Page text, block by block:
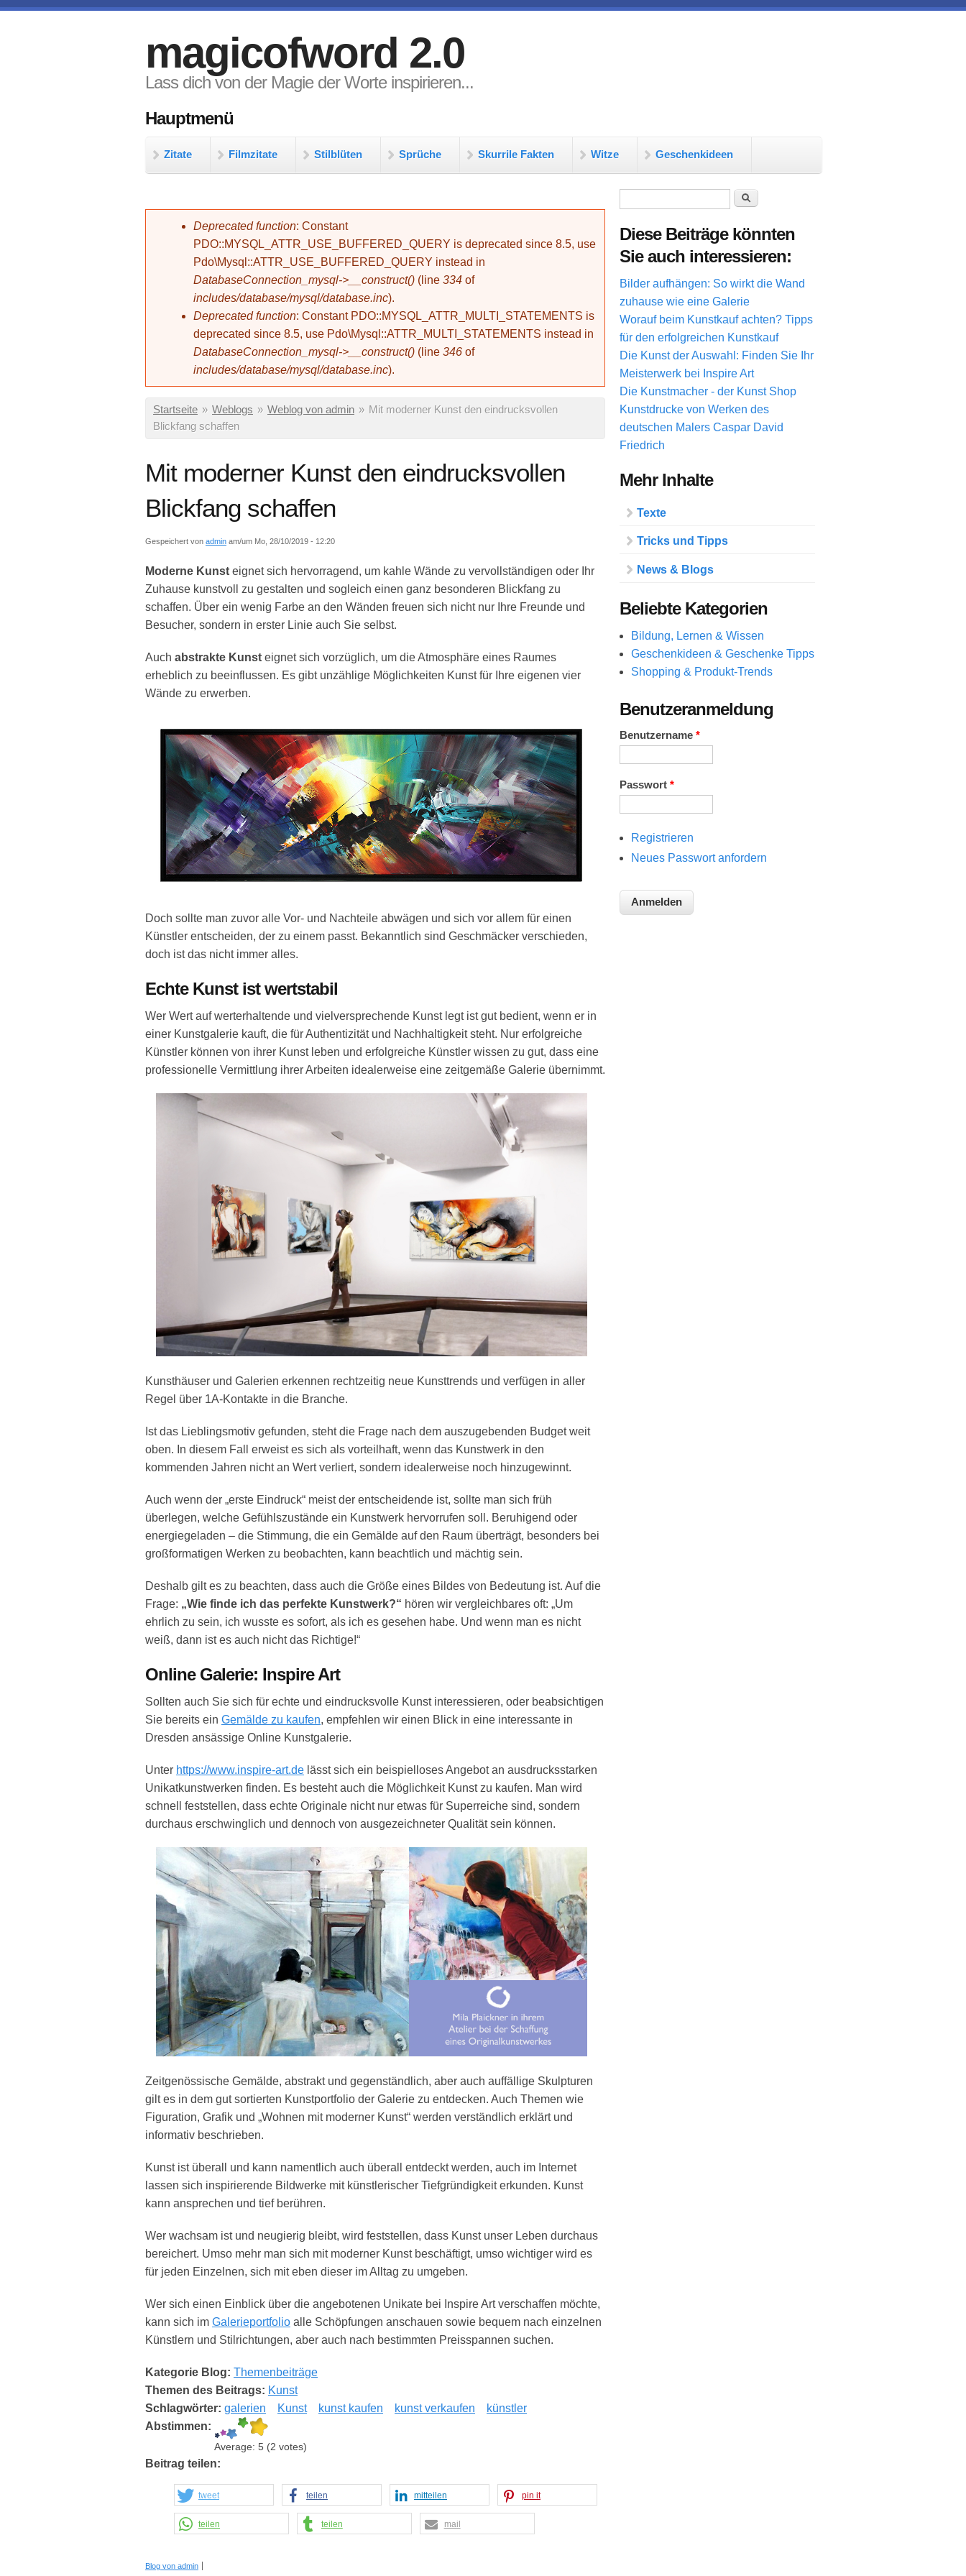
magicofword 2.0
Lass dich von der Magie der Worte inspirieren...
Hauptmenü
Zitate Filmzitate Stilblüten Sprüche Skurrile Fakten Witze Geschenkideen
Fehlermeldung
Deprecated function: Constant
PDO::MYSQL_ATTR_USE_BUFFERED_QUERY is deprecated since 8.5, use
Pdo\Mysql::ATTR_USE_BUFFERED_QUERY instead in
DatabaseConnection_mysql->__construct() (line 334 of
includes/database/mysql/database.inc).
Deprecated function: Constant PDO::MYSQL_ATTR_MULTI_STATEMENTS is
deprecated since 8.5, use Pdo\Mysql::ATTR_MULTI_STATEMENTS instead in
DatabaseConnection_mysql->__construct() (line 346 of
includes/database/mysql/database.inc).
Sie sind hier
Startseite » Weblogs » Weblog von admin » Mit moderner Kunst den eindrucksvollen
Blickfang schaffen
Mit moderner Kunst den eindrucksvollen
Blickfang schaffen
Gespeichert von admin am/um Mo, 28/10/2019 - 12:20
Moderne Kunst eignet sich hervorragend, um kahle Wände zu vervollständigen oder Ihr
Zuhause kunstvoll zu gestalten und sogleich einen ganz besonderen Blickfang zu
schaffen. Über ein wenig Farbe an den Wänden freuen sich nicht nur Ihre Freunde und
Besucher, sondern in erster Linie auch Sie selbst.
Auch abstrakte Kunst eignet sich vorzüglich, um die Atmosphäre eines Raumes
erheblich zu beeinflussen. Es gibt unzählige Möglichkeiten Kunst für Ihre eigenen vier
Wände zu erwerben.
Doch sollte man zuvor alle Vor- und Nachteile abwägen und sich vor allem für einen
Künstler entscheiden, der zu einem passt. Bekanntlich sind Geschmäcker verschieden,
doch ist das nicht immer alles.
Echte Kunst ist wertstabil
Wer Wert auf werterhaltende und vielversprechende Kunst legt ist gut bedient, wenn er in
einer Kunstgalerie kauft, die für Authentizität und Nachhaltigkeit steht. Nur erfolgreiche
Künstler können von ihrer Kunst leben und erfolgreiche Künstler wissen zu gut, dass eine
professionelle Vermittlung ihrer Arbeiten idealerweise eine zeitgemäße Galerie übernimmt.
Kunsthäuser und Galerien erkennen rechtzeitig neue Kunsttrends und verfügen in aller
Regel über 1A-Kontakte in die Branche.
Ist das Lieblingsmotiv gefunden, steht die Frage nach dem auszugebenden Budget weit
oben. In diesem Fall erweist es sich als vorteilhaft, wenn das Kunstwerk in den
kommenden Jahren nicht an Wert verliert, sondern idealerweise noch hinzugewinnt.
Auch wenn der „erste Eindruck“ meist der entscheidende ist, sollte man sich früh
überlegen, welche Gefühlszustände ein Kunstwerk hervorrufen soll. Beruhigend oder
energiegeladen – die Stimmung, die ein Gemälde auf den Raum überträgt, besonders bei
großformatigen Werken zu beobachten, kann beachtlich und mächtig sein.
Deshalb gilt es zu beachten, dass auch die Größe eines Bildes von Bedeutung ist. Auf die
Frage: „Wie finde ich das perfekte Kunstwerk?“ hören wir vergleichbares oft: „Um
ehrlich zu sein, ich wusste es sofort, als ich es gesehen habe. Und wenn man es nicht
weiß, dann ist es auch nicht das Richtige!“
Online Galerie: Inspire Art
Sollten auch Sie sich für echte und eindrucksvolle Kunst interessieren, oder beabsichtigen
Sie bereits ein Gemälde zu kaufen, empfehlen wir einen Blick in eine interessante in
Dresden ansässige Online Kunstgalerie.
Unter https://www.inspire-art.de lässt sich ein beispielloses Angebot an ausdrucksstarken
Unikatkunstwerken finden. Es besteht auch die Möglichkeit Kunst zu kaufen. Man wird
schnell feststellen, dass echte Originale nicht nur etwas für Superreiche sind, sondern
durchaus erschwinglich und dennoch von ausgezeichneter Qualität sein können.
Zeitgenössische Gemälde, abstrakt und gegenständlich, aber auch auffällige Skulpturen
gilt es in dem gut sortierten Kunstportfolio der Galerie zu entdecken. Auch Themen wie
Figuration, Grafik und „Wohnen mit moderner Kunst“ werden verständlich erklärt und
informativ beschrieben.
Kunst ist überall und kann namentlich auch überall entdeckt werden, auch im Internet
lassen sich inspirierende Bildwerke mit künstlerischer Tiefgründigkeit erkunden. Kunst
kann ansprechen und tief berühren.
Wer wachsam ist und neugierig bleibt, wird feststellen, dass Kunst unser Leben durchaus
bereichert. Umso mehr man sich mit moderner Kunst beschäftigt, umso wichtiger wird es
für jeden Einzelnen, sich mit eben dieser im Alltag zu umgeben.
Wer sich einen Einblick über die angebotenen Unikate bei Inspire Art verschaffen möchte,
kann sich im Galerieportfolio alle Schöpfungen anschauen sowie bequem nach einzelnen
Künstlern und Stilrichtungen, aber auch nach bestimmten Preisspannen suchen.
Kategorie Blog: Themenbeiträge
Themen des Beitrags: Kunst
Schlagwörter: galerien Kunst kunst kaufen kunst verkaufen
künstler
Abstimmen:
Average: 5 (2 votes)
Beitrag teilen:
tweet teilen mitteilen pin it
teilen teilen mail
Blog von admin
Suche
Diese Beiträge könnten
Sie auch interessieren:
Bilder aufhängen: So wirkt die Wand
zuhause wie eine Galerie
Worauf beim Kunstkauf achten? Tipps
für den erfolgreichen Kunstkauf
Die Kunst der Auswahl: Finden Sie Ihr
Meisterwerk bei Inspire Art
Die Kunstmacher - der Kunst Shop
Kunstdrucke von Werken des
deutschen Malers Caspar David
Friedrich
Mehr Inhalte
Texte
Tricks und Tipps
News & Blogs
Beliebte Kategorien
Bildung, Lernen & Wissen
Geschenkideen & Geschenke Tipps
Shopping & Produkt-Trends
Benutzeranmeldung
Benutzername *
Passwort *
Registrieren
Neues Passwort anfordern